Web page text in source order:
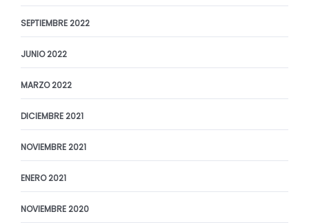
SEPTIEMBRE 2022
JUNIO 2022
MARZO 2022
DICIEMBRE 2021
NOVIEMBRE 2021
ENERO 2021
NOVIEMBRE 2020